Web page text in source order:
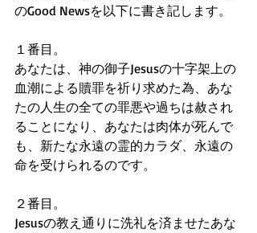
のGood Newsを以下に書き記します。
１番目。
あなたは、神の御子Jesusの十字架上の
血潮による贖罪を祈り求めた為、あな
たの人生の全ての罪悪や過ちは赦され
ることになり、あなたは肉体が死んで
も、新たな永遠の霊的カラダ、永遠の
命を受けられるのです。
２番目。
Jesusの教え通りに洗礼を済ませたあな